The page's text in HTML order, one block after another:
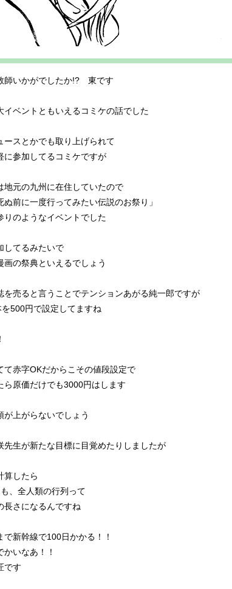
師いかがでしたか!? 東です
イベントともいえるコミケの話でした
ースとかでも取り上げられて
に参加してるコミケですが
地元の九州に在住していたので
ぬ前に一度行ってみたい伝説のお祭り」
りのようなイベントでした
してるみたいで
画の祭典といえるでしょう
を売ると言うことでテンションあがる純一郎ですが
500円で設定してますね
て赤字OKだからこその値段設定で
ら原価だけでも3000円はします
が上がらないでしょう
先生が新たな目標に目覚めたりしましたが
算したら
、全人類の行列って
長さになるんですね
新幹線で100日かかる！！
いなあ！！
です